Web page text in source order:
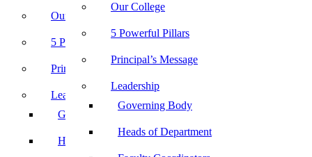
Our College
5 Powerful Pillars
Principal’s Message
Leadership
Governing Body
Heads of Department
Our College
5 Powerful Pillars
Principal’s Message
Leadership
Governing Body
Heads of Department